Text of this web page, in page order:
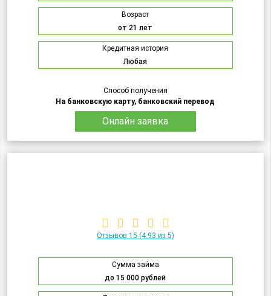
Возраст
от 21 лет
Кредитная история
Любая
Способ получения
На банковскую карту, банковский перевод
Онлайн заявка
Отзывов 15 (4.93 из 5)
Сумма займа
до 15 000 рублей